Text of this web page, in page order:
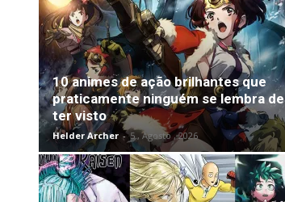
10 animes de ação brilhantes que
praticamente ninguém se lembra de
ter visto
Helder Archer - 5 , Agosto , 2026